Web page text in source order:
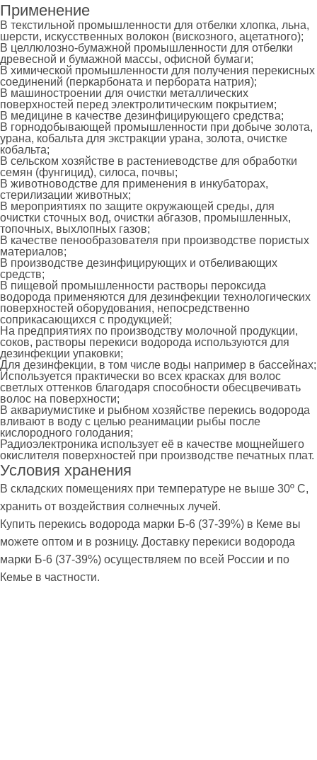
Применение
В текстильной промышленности для отбелки хлопка, льна,
шерсти, искусственных волокон (вискозного, ацетатного);
В целлюлозно-бумажной промышленности для отбелки
древесной и бумажной массы, офисной бумаги;
В химической промышленности для получения перекисных
соединений (перкарбоната и пербората натрия);
В машиностроении для очистки металлических
поверхностей перед электролитическим покрытием;
В медицине в качестве дезинфицирующего средства;
В горнодобывающей промышленности при добыче золота,
урана, кобальта для экстракции урана, золота, очистке
кобальта;
В сельском хозяйстве в растениеводстве для обработки
семян (фунгицид), силоса, почвы;
В животноводстве для применения в инкубаторах,
стерилизации животных;
В мероприятиях по защите окружающей среды, для
очистки сточных вод, очистки абгазов, промышленных,
топочных, выхлопных газов;
В качестве пенообразователя при производстве пористых
материалов;
В производстве дезинфицирующих и отбеливающих
средств;
В пищевой промышленности растворы пероксида
водорода применяются для дезинфекции технологических
поверхностей оборудования, непосредственно
соприкасающихся с продукцией;
На предприятиях по производству молочной продукции,
соков, растворы перекиси водорода используются для
дезинфекции упаковки;
Для дезинфекции, в том числе воды например в бассейнах;
Используется практически во всех красках для волос
светлых оттенков благодаря способности обесцвечивать
волос на поверхности;
В аквариумистике и рыбном хозяйстве перекись водорода
вливают в воду с целью реанимации рыбы после
кислородного голодания;
Радиоэлектроника использует её в качестве мощнейшего
окислителя поверхностей при производстве печатных плат.
Условия хранения
В складских помещениях при температуре не выше 30º С,
хранить от воздействия солнечных лучей.
Купить перекись водорода марки Б-6 (37-39%) в Кеме вы
можете оптом и в розницу. Доставку перекиси водорода
марки Б-6 (37-39%) осуществляем по всей России и по
Кемье в частности.